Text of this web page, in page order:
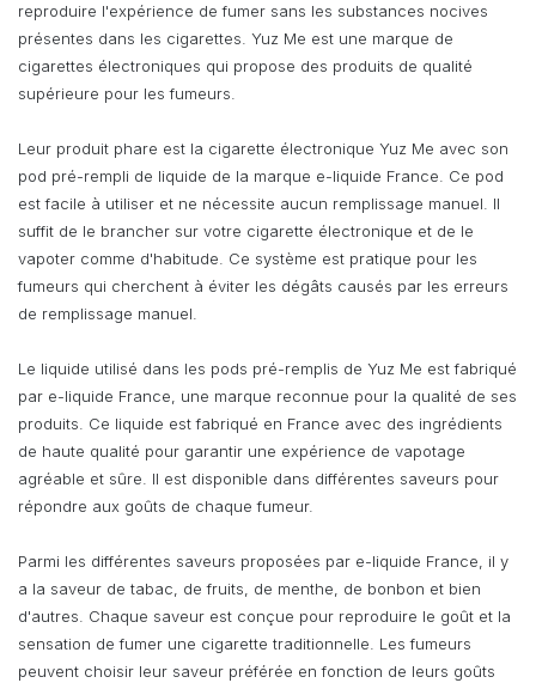
reproduire l'expérience de fumer sans les substances nocives
présentes dans les cigarettes. Yuz Me est une marque de
cigarettes électroniques qui propose des produits de qualité
supérieure pour les fumeurs.
Leur produit phare est la cigarette électronique Yuz Me avec son
pod pré-rempli de liquide de la marque e-liquide France. Ce pod
est facile à utiliser et ne nécessite aucun remplissage manuel. Il
suffit de le brancher sur votre cigarette électronique et de le
vapoter comme d'habitude. Ce système est pratique pour les
fumeurs qui cherchent à éviter les dégâts causés par les erreurs
de remplissage manuel.
Le liquide utilisé dans les pods pré-remplis de Yuz Me est fabriqué
par e-liquide France, une marque reconnue pour la qualité de ses
produits. Ce liquide est fabriqué en France avec des ingrédients
de haute qualité pour garantir une expérience de vapotage
agréable et sûre. Il est disponible dans différentes saveurs pour
répondre aux goûts de chaque fumeur.
Parmi les différentes saveurs proposées par e-liquide France, il y
a la saveur de tabac, de fruits, de menthe, de bonbon et bien
d'autres. Chaque saveur est conçue pour reproduire le goût et la
sensation de fumer une cigarette traditionnelle. Les fumeurs
peuvent choisir leur saveur préférée en fonction de leurs goûts